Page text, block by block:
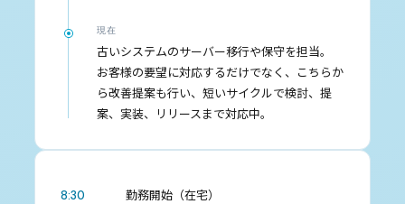
現在
古いシステムのサーバー移行や保守を担当。
お客様の要望に対応するだけでなく、こちらか
ら改善提案も行い、短いサイクルで検討、提
案、実装、リリースまで対応中。
8:30
勤務開始（在宅）